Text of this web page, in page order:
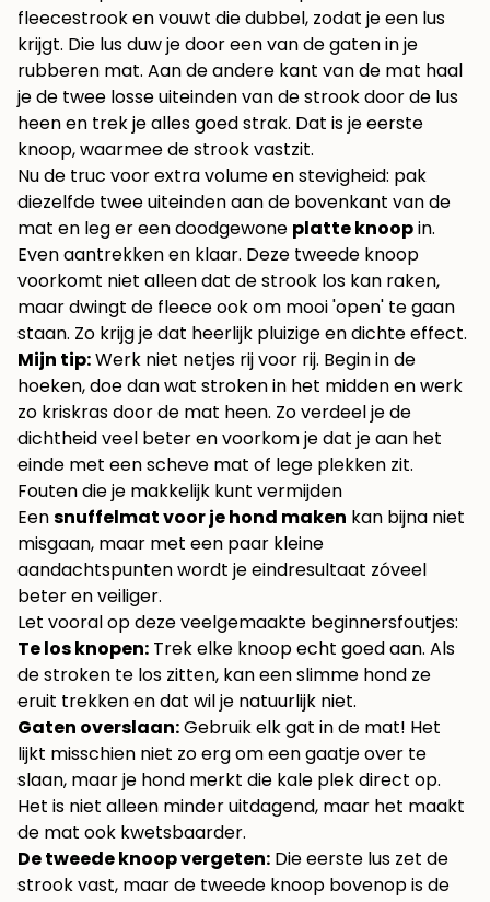
fleecestrook en vouwt die dubbel, zodat je een lus
krijgt. Die lus duw je door een van de gaten in je
rubberen mat. Aan de andere kant van de mat haal
je de twee losse uiteinden van de strook door de lus
heen en trek je alles goed strak. Dat is je eerste
knoop, waarmee de strook vastzit.
Nu de truc voor extra volume en stevigheid: pak
diezelfde twee uiteinden aan de bovenkant van de
mat en leg er een doodgewone platte knoopin.
Even aantrekken en klaar. Deze tweede knoop
voorkomt niet alleen dat de strook los kan raken,
maar dwingt de fleece ook om mooi 'open' te gaan
staan. Zo krijg je dat heerlijk pluizige en dichte effect.
Mijn tip:Werk niet netjes rij voor rij. Begin in de
hoeken, doe dan wat stroken in het midden en werk
zo kriskras door de mat heen. Zo verdeel je de
dichtheid veel beter en voorkom je dat je aan het
einde met een scheve mat of lege plekken zit.
Fouten die je makkelijk kunt vermijden
Eensnuffelmat voor je hond maken kan bijna niet
misgaan, maar met een paar kleine
aandachtspunten wordt je eindresultaat zóveel
beter en veiliger.
Let vooral op deze veelgemaakte beginnersfoutjes:
Te los knopen: Trek elke knoop echt goed aan. Als
de stroken te los zitten, kan een slimme hond ze
eruit trekken en dat wil je natuurlijk niet.
Gaten overslaan:Gebruik elk gat in de mat! Het
lijkt misschien niet zo erg om een gaatje over te
slaan, maar je hond merkt die kale plek direct op.
Het is niet alleen minder uitdagend, maar het maakt
de mat ook kwetsbaarder.
De tweede knoop vergeten: Die eerste lus zet de
strook vast, maar de tweede knoop bovenop is de